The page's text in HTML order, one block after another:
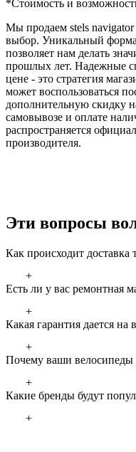
*Стоимость и
Мы продаем stels
выбор. Уникальный
позволяет нам делать
прошлых лет. Надежные
цене - это стратегия
может воспользоваться
дополнительную скидку
самовывозе и оплате
распространяется
производителя.
Эти вопросы
Как происходит доставка
+
Есть ли у вас ремонтная
+
Какая гарантия дается
+
Почему ваши велосипеды
+
Какие бренды будут
+